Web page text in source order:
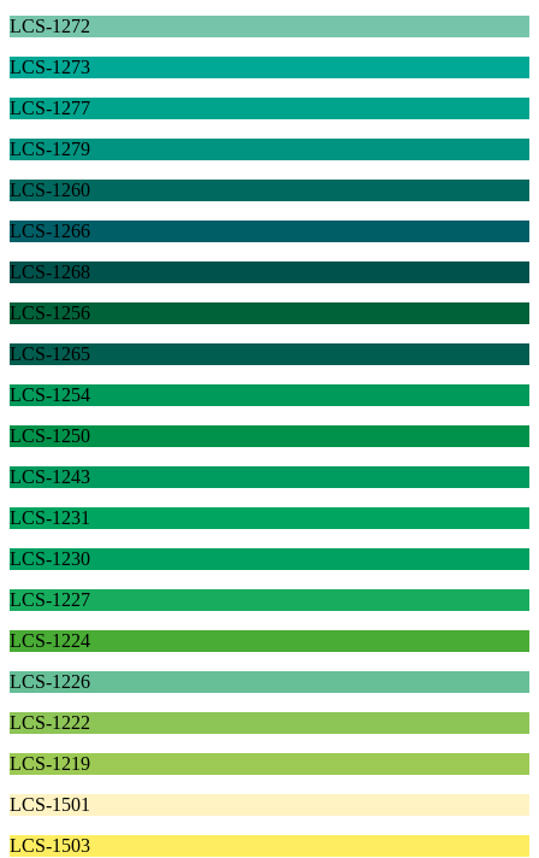
LCS-1272
LCS-1273
LCS-1277
LCS-1279
LCS-1260
LCS-1266
LCS-1268
LCS-1256
LCS-1265
LCS-1254
LCS-1250
LCS-1243
LCS-1231
LCS-1230
LCS-1227
LCS-1224
LCS-1226
LCS-1222
LCS-1219
LCS-1501
LCS-1503